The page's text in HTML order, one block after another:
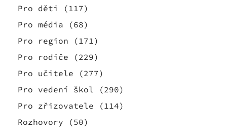
Pro děti
(117)
Pro média (68)
Pro region (171)
Pro rodiče (229)
Pro učitele (277)
Pro vedení škol (290)
Pro zřizovatele (114)
Rozhovory (50)